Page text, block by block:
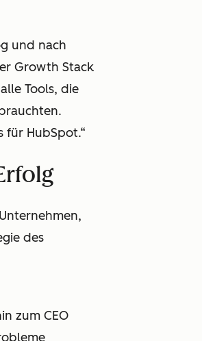
und nach
Growth Stack
Tools, die
für HubSpot.“
des
zum CEO